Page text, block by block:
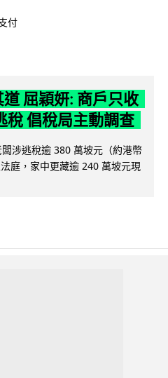
付
屈穎妍: 商戶只收
稅 倡稅局主動調查
涉逃稅逾 380 萬坡元（約港幣
庭，家中更藏逾 240 萬坡元現